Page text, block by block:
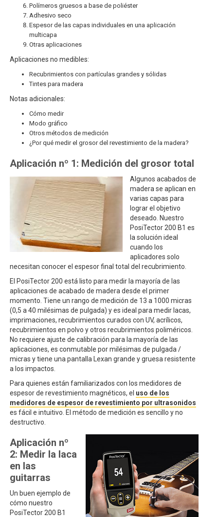
Polímeros gruesos a base de poliéster
Adhesivo seco
Espesor de las capas individuales en una aplicación
multicapa
Otras aplicaciones
Aplicaciones no medibles:
Recubrimientos con partículas grandes y sólidas
Tintes para madera
Notas adicionales:
Cómo medir
Modo gráfico
Otros métodos de medición
¿Por qué medir el grosor del revestimiento de la madera?
Aplicación nº 1: Medición del grosor total
Algunos acabados de
madera se aplican en
varias capas para
lograr el objetivo
deseado. Nuestro
PosiTector 200 B1 es
la solución ideal
cuando los
aplicadores solo
necesitan conocer el espesor final total del recubrimiento.
El PosiTector 200 está listo para medir la mayoría de las
aplicaciones de acabado de madera desde el primer
momento. Tiene un rango de medición de 13 a 1000 micras
(0,5 a 40 milésimas de pulgada) y es ideal para medir lacas,
imprimaciones, recubrimientos curados con UV, acrílicos,
recubrimientos en polvo y otros recubrimientos poliméricos.
No requiere ajuste de calibración para la mayoría de las
aplicaciones, es conmutable por milésimas de pulgada /
micras y tiene una pantalla Lexan grande y gruesa resistente
a los impactos.
Para quienes están familiarizados con los medidores de
espesor de revestimiento magnéticos, el uso de los
medidores de espesor de revestimiento por ultrasonidos
es fácil e intuitivo. El método de medición es sencillo y no
destructivo.
Aplicación nº
2: Medir la laca
en las
guitarras
Un buen ejemplo de
cómo nuestro
PosiTector 200 B1